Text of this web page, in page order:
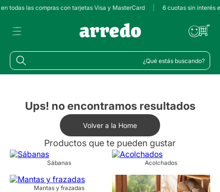
todas las compras con tarjetas Visa y MasterCard 6 cuotas sin interés
¿Qué estás buscando?
Ups! no encontramos resultados
Volver a la Home
Productos que te pueden gustar
Sábanas Acolchados
Mantas y frazadas